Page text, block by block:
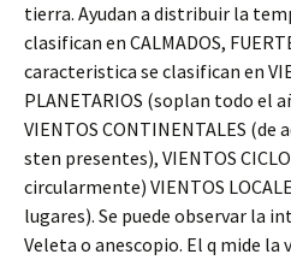
tierra. Ayudan a distribuir la
clasifican en CALMADOS,
caracteristica se clasifican en
PLANETARIOS (soplan todo el
VIENTOS CONTINENTALES (de
sten presentes), VIENTOS
circularmente) VIENTOS
lugares). Se puede observar la
Veleta o anescopio. El q mide la